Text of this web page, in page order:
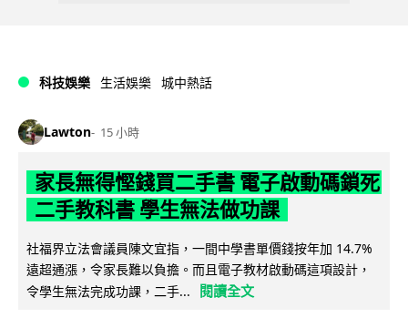
科技娛樂 生活娛樂 城中熱話
Lawton 15 小時
家長無得慳錢買二手書 電子啟動碼鎖死
二手教科書 學生無法做功課
社福界立法會議員陳文宜指，一間中學書單價錢按年加 14.7%
遠超通漲，令家長難以負擔。而且電子教材啟動碼這項設計，
令學生無法完成功課，二手...
閱讀全文